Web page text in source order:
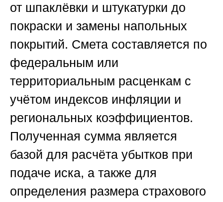
от шпаклёвки и штукатурки до
покраски и замены напольных
покрытий. Смета составляется по
федеральным или
территориальным расценкам с
учётом индексов инфляции и
региональных коэффициентов.
Полученная сумма является
базой для расчёта убытков при
подаче иска, а также для
определения размера страхового